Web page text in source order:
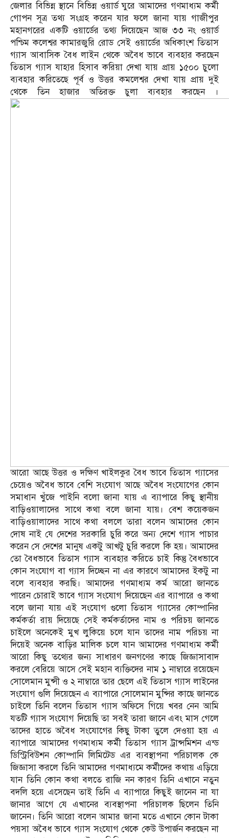
জেলার বিভিন্ন স্থানে বিভিন্ন ওয়ার্ড ঘুরে আমাদের গণমাধ্যম কর্মী
গোপন সূত্র তথ্য সংগ্রহ করেন যার ফলে জানা যায় গাজীপুর
মহানগরের একটি ওয়ার্ডের তথ্য দিয়েছেন আজ ৩৩ নং ওয়ার্ড
পশ্চিম কলেশ্বর কামারজুরি রোড সেই ওয়ার্ডের অধিকাংশ তিতাস
গ্যাস আবাসিক বৈধ লাইন থেকে অবৈধ ভাবে ব্যবহার করছেন
তিতাস গ্যাস যাহার হিসাব করিয়া দেখা যায় প্রায় ১৫০০ চুলো
ব্যবহার করিতেছে পূর্ব ও উত্তর কমলেশ্বর দেখা যায় প্রায় দুই
থেকে তিন হাজার অতিরক্ত চুলা ব্যবহার করছেন ।
আরো আছে উত্তর ও দক্ষিণ খাইলকুর বৈধ ভাবে তিতাস গ্যাসের
চেয়েও অবৈধ ভাবে বেশি সংযোগ আছে অবৈধ সংযোগের কোন
সমাধান খুঁজে পাইনি বলো জানা যায় এ ব্যাপারে কিছু স্থানীয়
বাড়িওয়ালাদের সাথে কথা বলে জানা যায়। বেশ কয়েকজন
বাড়িওয়ালাদের সাথে কথা বললে তারা বলেন আমাদের কোন
দোষ নাই যে দেশের সরকারি চুরি করে অন্য দেশে গ্যাস পাচার
করেন সে দেশের মানুষ একটু আখটু চুরি করলে কি হয়। আমাদের
তো বৈধভাবে তিতাস গ্যাস ব্যবহার করিতে চাই কিন্তু বৈধভাবে
কোন সংযোগ বা গ্যাস দিচ্ছেন না এর কারণে আমাদের ইকটু না
বলে ব্যবহার করছি। আমাদের গণমাধ্যম কর্ম আরো জানতে
পারেন চোরাই ভাবে গ্যাস সংযোগ দিয়েছেন এর ব্যাপারে ও কথা
বলে জানা যায় এই সংযোগ গুলো তিতাস গ্যাসের কোম্পানির
কর্মকর্তা রায় দিয়েছে সেই কর্মকর্তাদের নাম ও পরিচয় জানতে
চাইলে অনেকেই মুখ লুকিয়ে চলে যান তাদের নাম পরিচয় না
দিয়েই অনেক বাড়ির মালিক চলে যান আমাদের গণমাধ্যম কর্মী
আরো কিছু তথ্যের জন্য সাধারণ জনগণের কাছে জিজ্ঞাসাবাদ
করলে বেরিয়ে আসে সেই মহান ব্যক্তিদের নাম ১ নাম্বারে রয়েছেন
সোলেমান মুন্সী ও ২ নাম্বারে তার ছেলে এই তিতাস গ্যাস লাইনের
সংযোগ গুলি দিয়েছেন এ ব্যাপারে সোলেমান মুন্সির কাছে জানতে
চাইলে তিনি বলেন তিতাস গ্যাস অফিসে গিয়ে খবর নেন আমি
যতটি গ্যাস সংযোগ দিয়েছি তা সবই তারা জানে এবং মাস গেলে
তাদের হাতে অবৈধ সংযোগের কিছু টাকা তুলে দেওয়া হয় এ
ব্যাপারে আমাদের গণমাধ্যম কর্মী তিতাস গ্যাস ট্রান্সমিশন এন্ড
ডিস্ট্রিবিউশন কোম্পানি লিমিটেড এর ব্যবস্থাপনা পরিচালক কে
জিজ্ঞাসা করলে তিনি আমাদের গণমাধ্যমে কর্মীদের কথায় এড়িয়ে
যান তিনি কোন কথা বলতে রাজি নন কারণ তিনি এখানে নতুন
বদলি হয়ে এসেছেন তাই তিনি এ ব্যাপারে কিছুই জানেন না যা
জানার আগে যে এখানের ব্যবস্থাপনা পরিচালক ছিলেন তিনি
জানেন। তিনি আরো বলেন আমার জানা মতে এখানে কোন টাকা
পয়সা অবৈধ ভাবে গ্যাস সংযোগ থেকে কেউ উপার্জন করছেন না